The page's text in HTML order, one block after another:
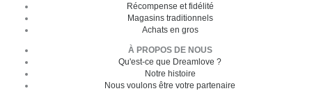
Récompense et fidélité
Magasins traditionnels
Achats en gros
À PROPOS DE NOUS
Qu'est-ce que Dreamlove ?
Notre histoire
Nous voulons être votre partenaire